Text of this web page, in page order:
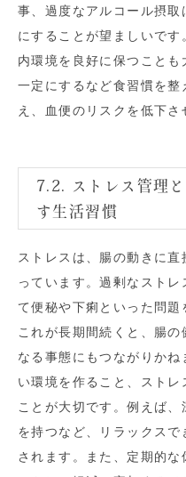
事、過度なアルコール摂
にすることが望ましいで
内環境を良好に保つこと
一定にするなど食習慣を
え、血便のリスクを低下さ
7.2. ストレス管理
す生活習慣
ストレスは、腸の動きに
っています。過剰なスト
て便秘や下痢といった問題
これが長期間続くと、腸
なる事態にもつながりかね
い環境を作ること、スト
ことが大切です。例えば
を持つなど、リラックス
されます。また、定期的